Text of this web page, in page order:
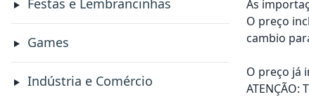
Festas e Lembrancinhas
Games
Indústria e Comércio
As
O preço
cambio
O preço já